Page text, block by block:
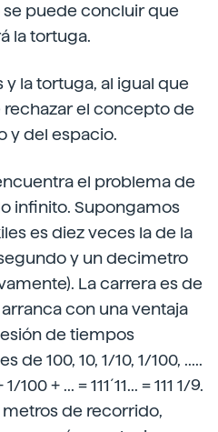
se puede concluir que
la tortuga.
la tortuga, al igual que
el concepto de
y del espacio.
el problema de
infinito. Supongamos
es diez veces la de la
y un decimetro
La carrera es de
con una ventaja
de tiempos
de 100, 10, 1/10, 1/100, .....
+ ... = 111´11... = 111 1/9.
metros de recorrido,